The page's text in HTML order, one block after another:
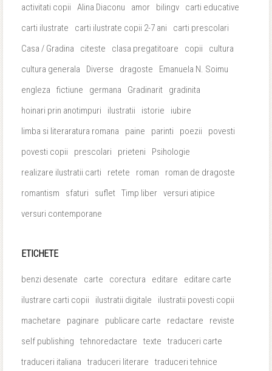
activitati copii Alina Diaconu amor bilingv
carti educative
carti ilustrate
carti ilustrate copii 2-7 ani
carti prescolari
Casa / Gradina
citeste clasa pregatitoare copii
cultura
cultura generala
Diverse dragoste
Emanuela N. Soimu
engleza
fictiune germana Gradinarit
gradinita
hoinari prin anotimpuri
ilustratii istorie
iubire
limba si literaratura romana
paine parinti poezii
povesti
povesti copii
prescolari prieteni
Psihologie
realizare ilustratii carti
retete roman
roman de dragoste
romantism
sfaturi suflet Timp liber versuri atipice
versuri contemporane
ETICHETE
benzi desenate carte corectura editare
editare carte
ilustrare carti copii
ilustratii digitale
ilustratii povesti copii
machetare
paginare publicare carte redactare
reviste
self publishing
tehnoredactare texte
traduceri carte
traduceri italiana
traduceri literare traduceri tehnice